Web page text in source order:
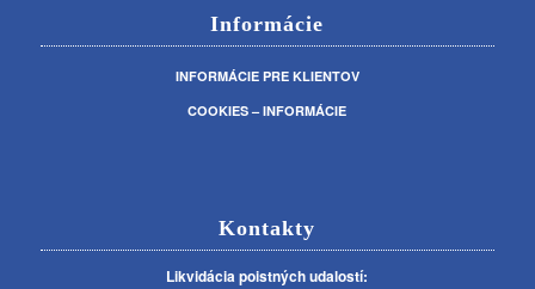
Informácie
INFORMÁCIE PRE KLIENTOV
COOKIES – INFORMÁCIE
Kontakty
Likvidácia poistných udalostí: